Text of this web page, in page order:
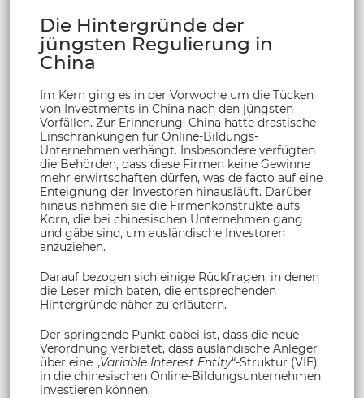
Die Hintergründe der
jüngsten Regulierung in
China
Im Kern ging es in der Vorwoche um die Tücken
von Investments in China nach den jüngsten
Vorfällen. Zur Erinnerung: China hatte drastische
Einschränkungen für Online-Bildungs-
Unternehmen verhängt. Insbesondere verfügten
die Behörden, dass diese Firmen keine Gewinne
mehr erwirtschaften dürfen, was de facto auf eine
Enteignung der Investoren hinausläuft. Darüber
hinaus nahmen sie die Firmenkonstrukte aufs
Korn, die bei chinesischen Unternehmen gang
und gäbe sind, um ausländische Investoren
anzuziehen.
Darauf bezogen sich einige Rückfragen, in denen
die Leser mich baten, die entsprechenden
Hintergründe näher zu erläutern.
Der springende Punkt dabei ist, dass die neue
Verordnung verbietet, dass ausländische Anleger
über eine „Variable Interest Entity“-Struktur (VIE)
in die chinesischen Online-Bildungsunternehmen
investieren können.